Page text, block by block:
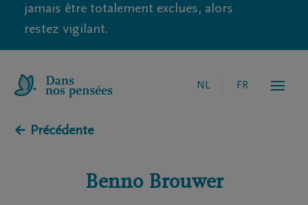
jamais être totalement exclues, alors
restez vigilant.
NL FR
← Précédente
Benno Brouwer